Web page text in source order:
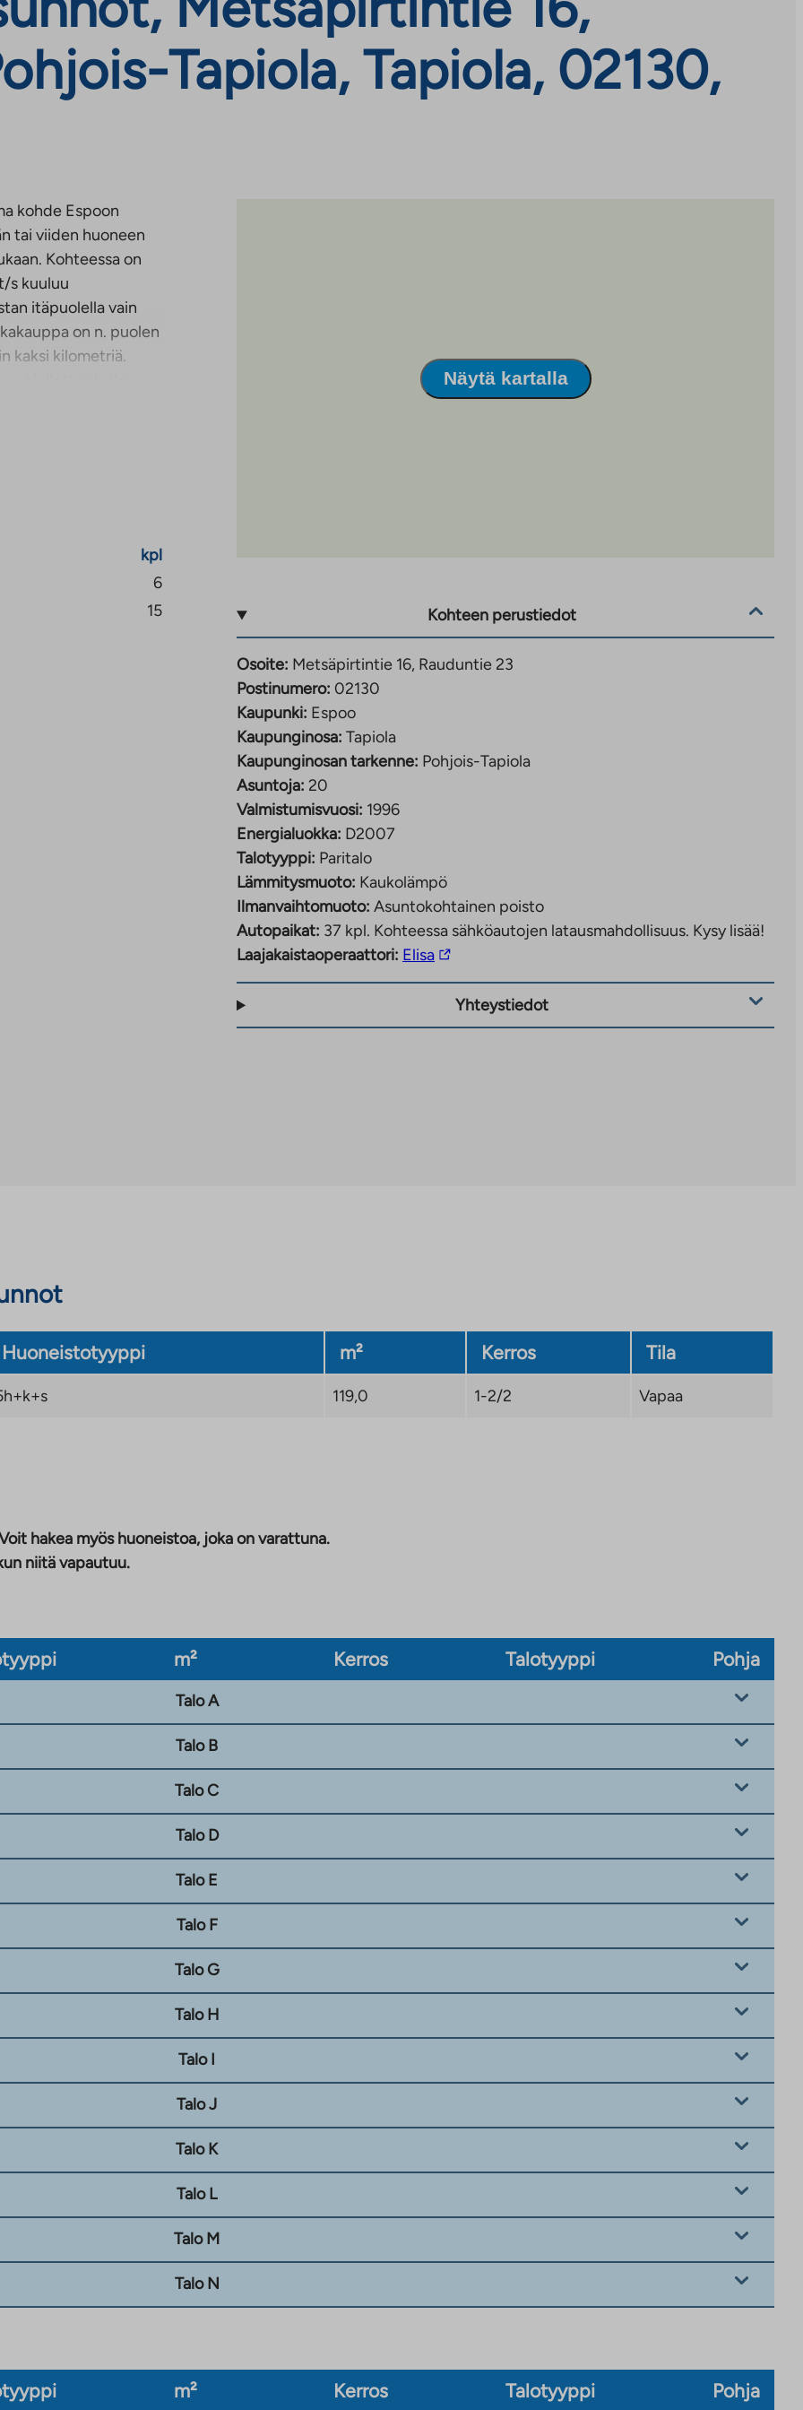
Tapiola, Tapiola, 02130,
kohde Espoon
tai viiden huoneen
Kohteessa on
s kuuluu
itäpuolella vain
on n. puolen
kaksi kilometriä.
sekä
Uudiskohteissa
tupakointi on
alueilla ja
kpl
6
15
Näytä kartalla
Kohteen perustiedot
Osoite: Metsäpirtintie 16, Rauduntie 23
Postinumero: 02130
Kaupunki: Espoo
Kaupunginosa: Tapiola
Kaupunginosan tarkenne: Pohjois-Tapiola
Asuntoja: 20
Valmistumisvuosi: 1996
Energialuokka: D2007
Talotyyppi: Paritalo
Lämmitysmuoto: Kaukolämpö
Ilmanvaihtomuoto: Asuntokohtainen poisto
Autopaikat: 37 kpl. Kohteessa sähköautojen latausmahdollisuus. Kysy lisää!
Laajakaistaoperaattori: ElisaLinkki
vie
ulkopuoliseen
palveluun.
Yhteystiedot
Huoneistotyyppi m² Kerros Tila
119,0 1-2/2 Vapaa
hakea myös huoneistoa, joka on varattuna.
niitä vapautuu.
m² Kerros Talotyyppi Pohja
Talo A
Talo B
Talo C
Talo D
Talo E
Talo F
Talo G
Talo H
Talo I
Talo J
Talo K
Talo L
Talo M
Talo N
m² Kerros Talotyyppi Pohja